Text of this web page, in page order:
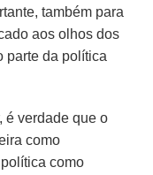
também para
aos olhos dos
parte da política
é verdade que o
como
como